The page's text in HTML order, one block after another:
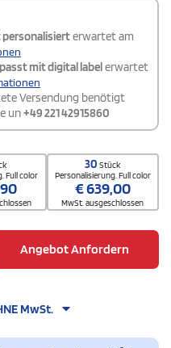
personalisierterwartet am
mit digital label erwartet
Versendung benötigt
un+49 221 42915860
Full color
30Stück
Personalisierung. Full color
€639,00
MwSt. ausgeschlossen
Angebot Anfordern
MwSt.